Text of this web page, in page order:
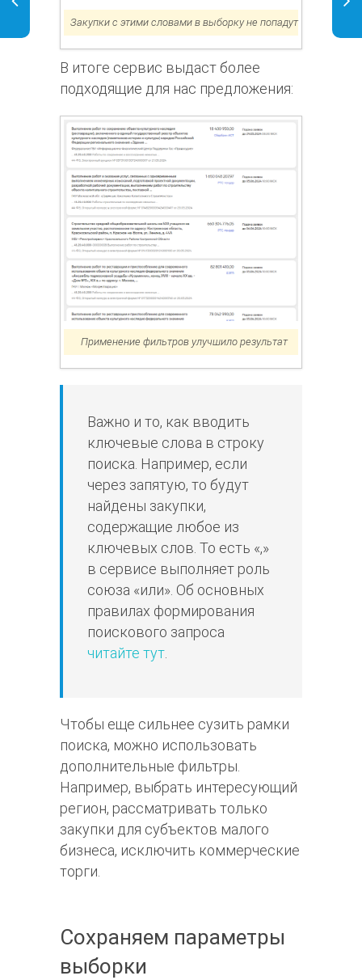
Закупки с этими словами в выборку не попадут
В итоге сервис выдаст более
подходящие для нас предложения:
Применение фильтров улучшило результат
Важно и то, как вводить
ключевые слова в строку
поиска. Например, если
через запятую, то будут
найдены закупки,
содержащие любое из
ключевых слов. То есть «,»
в сервисе выполняет роль
союза «или». Об основных
правилах формирования
поискового запроса
читайте тут.
Чтобы еще сильнее сузить рамки
поиска, можно использовать
дополнительные фильтры.
Например, выбрать интересующий
регион, рассматривать только
закупки для субъектов малого
бизнеса, исключить коммерческие
торги.
Сохраняем параметры
выборки